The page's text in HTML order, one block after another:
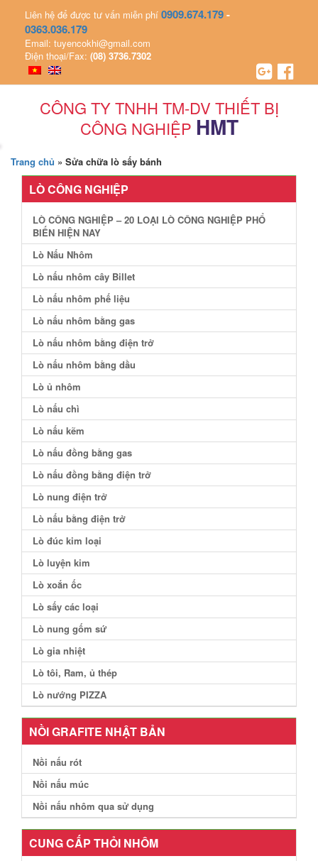
Liên hệ để được tư vấn miễn phí 0909.674.179-
0363.036.179
Email: tuyencokhi@gmail.com
Điện thoại/Fax: (08) 3736.7302
CÔNG TY TNHH TM-DV THIẾT BỊ
CÔNG NGHIỆP HMT
Trang chủ » Sửa chữa lò sấy bánh
LÒ CÔNG NGHIỆP
LÒ CÔNG NGHIỆP – 20 LOẠI LÒ CÔNG NGHIỆP PHỔ
BIẾN HIỆN NAY
Lò Nấu Nhôm
Lò nấu nhôm cây Billet
Lò nấu nhôm phế liệu
Lò nấu nhôm bằng gas
Lò nấu nhôm bằng điện trở
Lò nấu nhôm bằng dầu
Lò ủ nhôm
Lò nấu chì
Lò nấu kẽm
Lò nấu đồng bằng gas
Lò nấu đồng bằng điện trở
Lò nung điện trở
Lò nấu bằng điện trở
Lò đúc kim loại
Lò luyện kim
Lò xoắn ốc
Lò sấy các loại
Lò nung gốm sứ
Lò gia nhiệt
Lò tôi, Ram, ủ thép
Lò nướng PIZZA
NỒI GRAFITE NHẬT BẢN
Nồi nấu rót
Nồi nấu múc
Nồi nấu nhôm qua sử dụng
CUNG CẤP THỎI NHÔM